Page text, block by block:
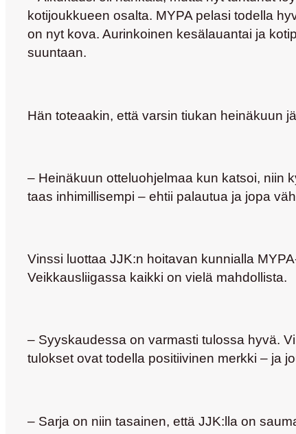
kotijoukkueen osalta. MYPA pelasi todella
on nyt kova. Aurinkoinen kesälauantai ja
suuntaan.
Hän toteaakin, että varsin tiukan heinäkuun
– Heinäkuun otteluohjelmaa kun katsoi, niin
taas inhimillisempi – ehtii palautua ja jopa
Vinssi luottaa JJK:n hoitavan kunnialla
Veikkausliigassa kaikki on vielä mahdollista.
– Syyskaudessa on varmasti tulossa hyvä.
tulokset ovat todella positiivinen merkki – ja
– Sarja on niin tasainen, että JJK:lla on